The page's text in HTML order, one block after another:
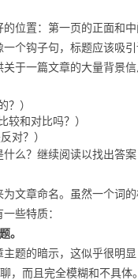
位置：第一页的正面和中
一个钩子句，标题应该吸
于一篇文章的大量背景
）
对比吗？）
？）
么？ 继续阅读以找出答
文章命名。
虽然一个词
些特质：
。
的暗示，这似乎很明显
，而且完全模糊和不具体